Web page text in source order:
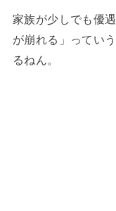
家族が少しでも優
が崩れる」ってい
るねん。